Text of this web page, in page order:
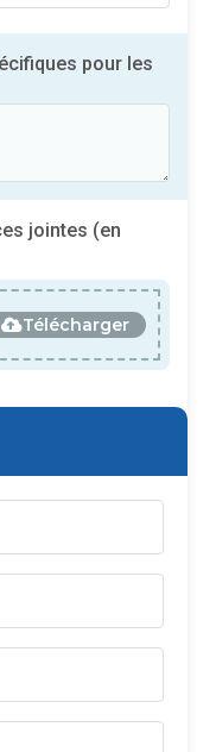
pour les
jointes (en
Télécharger